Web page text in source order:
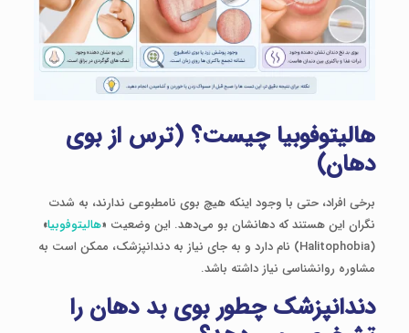
هالیتوفوبیا چیست؟ (ترس از بوی
دهان)
برخی افراد، حتی با وجود اینکه هیچ بوی نامطبوعی ندارند، به شدت
نگران این هستند که دهانشان بو می‌دهد. این وضعیت «هالیتوفوبیا»
(Halitophobia) نام دارد و به جای نیاز به دندانپزشک، ممکن است به
مشاوره روانشناسی نیاز داشته باشد.
دندانپزشک چطور بوی بد دهان را